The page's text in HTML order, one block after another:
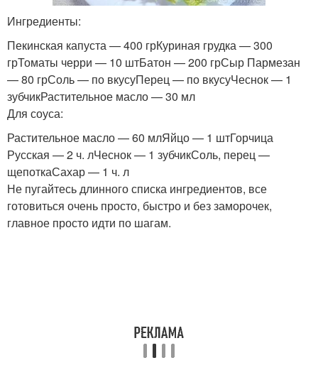
Ингредиенты:
Пекинская капуста — 400 грКуриная грудка — 300
грТоматы черри — 10 штБатон — 200 грСыр Пармезан
— 80 грСоль — по вкусуПерец — по вкусуЧеснок — 1
зубчикРастительное масло — 30 мл
Для соуса:
Растительное масло — 60 млЯйцо — 1 штГорчица
Русская — 2 ч. лЧеснок — 1 зубчикСоль, перец —
щепоткаСахар — 1 ч. л
Не пугайтесь длинного списка ингредиентов, все
готовиться очень просто, быстро и без заморочек,
главное просто идти по шагам.